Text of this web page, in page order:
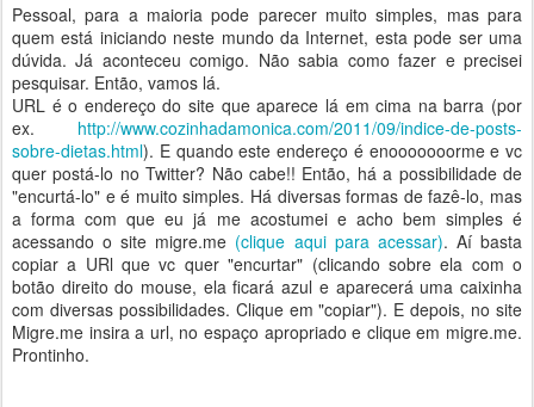
Pessoal, para a maioria pode parecer muito simples, mas para
quem está iniciando neste mundo da Internet, esta pode ser uma
dúvida. Já aconteceu comigo. Não sabia como fazer e precisei
pesquisar. Então, vamos lá.
URL é o endereço do site que aparece lá em cima na barra (por
ex. http://www.cozinhadamonica.com/2011/09/indice-de-posts-
sobre-dietas.html). E quando este endereço é enooooooorme e vc
quer postá-lo no Twitter? Não cabe!! Então, há a possibilidade de
"encurtá-lo" e é muito simples. Há diversas formas de fazê-lo, mas
a forma com que eu já me acostumei e acho bem simples é
acessando o site migre.me (clique aqui para acessar). Aí basta
copiar a URl que vc quer "encurtar" (clicando sobre ela com o
botão direito do mouse, ela ficará azul e aparecerá uma caixinha
com diversas possibilidades. Clique em "copiar"). E depois, no site
Migre.me insira a url, no espaço apropriado e clique em migre.me.
Prontinho.